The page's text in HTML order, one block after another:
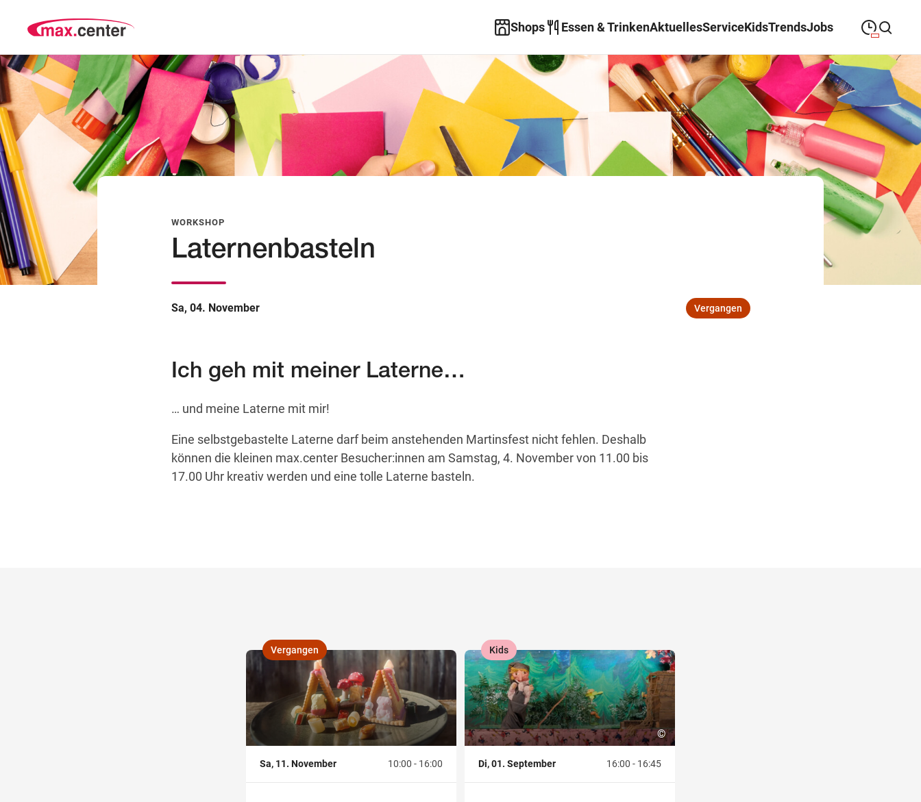
Shops Essen & TrinkenAktuellesServiceKidsTrendsJobs
Suche schließen Montag
MONTAG 09:00
Dienstag
DIENSTAG 09:00—19:00
Mittwoch
MITTWOCH 09:00—19:00
09:00 — 19:00
09:00—19:00
WORKSHOP
Laternenbasteln
Sa, 04. November Vergangen
Ich geh mit meiner Laterne…
… und meine Laterne mit mir!
Eine selbstgebastelte Laterne darf beim anstehenden Martinsfest nicht fehlen. Deshalb
können die kleinen max.center Besucher:innen am Samstag, 4. November von 11.00 bis
17.00 Uhr kreativ werden und eine tolle Laterne basteln.
,
Vergangen
Sa, 11. November 10:00 - 16:00
,
©
Kids
Di, 01. September 16:00 - 16:45